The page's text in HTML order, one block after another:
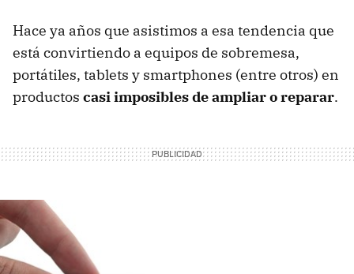
Hace ya años que asistimos a esa tendencia que
está convirtiendo a equipos de sobremesa,
portátiles, tablets y smartphones (entre otros) en
productos casi imposibles de ampliar o reparar.